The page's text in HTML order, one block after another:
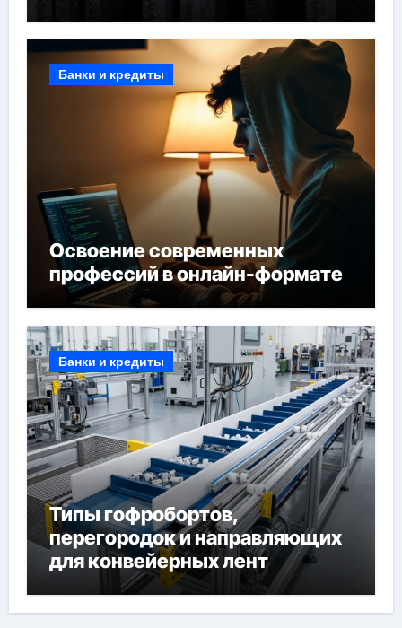
Банки и кредиты
Освоение современных
профессий в онлайн-формате
Банки и кредиты
Типы гофробортов,
перегородок и направляющих
для конвейерных лент